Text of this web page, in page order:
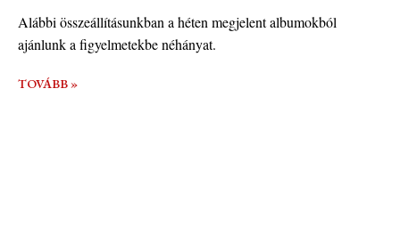
Alábbi összeállításunkban a héten megjelent albumokból
ajánlunk a figyelmetekbe néhányat.
TOVÁBB »